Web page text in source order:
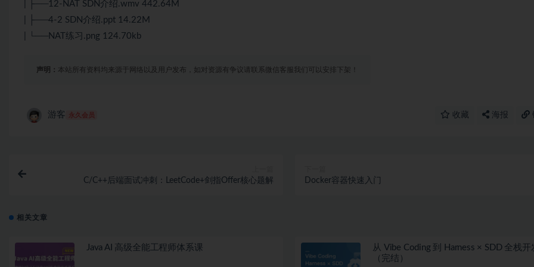
| ├──12-NAT SDN介绍.wmv 442.64M
| ├──4-2 SDN介绍.ppt 14.22M
| └──NAT练习.png 124.70kb
声明： 本站所有资料均来源于网络以及用户发布，如对资源有争议请联系微信客服我们可以安排下架！
游客 永久会员 收藏 海报
C/C++后端面试冲刺：LeetCode+剑指Offer核心题解 Docker容器快速入门
相关文章
Java AI 高级全能工程师体系课
从 Vibe Coding 到 Harness × SDD 全栈开
（完结）